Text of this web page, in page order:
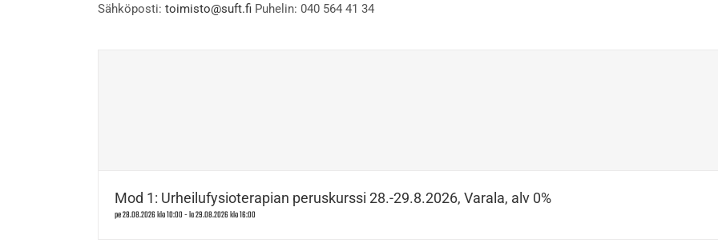
Sähköposti: toimisto@suft.fi Puhelin: 040 564 41 34
Mod 1: Urheilufysioterapian peruskurssi 28.-29.8.2026, Varala, alv 0%
pe 28.08.2026 klo 10:00-la 29.08.2026 klo 16:00